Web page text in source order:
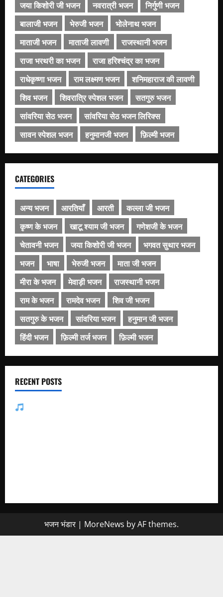
जया किशोरी जी भजन
नवरात्री भजन
निर्गुणी भजन
बालाजी भजन
भेरुजी भजन
भोलेनाथ भजन
माताजी भजन
माताजी लावणी
राजस्थानी भजन
राजा भरथरी का भजन
राजा हरिश्चंद्र का भजन
राधेकृष्णा भजन
राम लक्ष्मण भजन
शनिमहाराज की लावणी
शिव भजन
शिवरात्रि स्पेशल भजन
सतगुरु भजन
सांवरिया सेठ भजन
सांवरिया सेठ भजन लिरिक्स
सावन स्पेशल भजन
हनुमानजी भजन फ़िल्मी भजन
CATEGORIES
अन्य भजन आरतियाँ आरती
कल्ला जी भजन
कृष्ण के भजन
खाटू श्याम जी भजन
गणेशजी के भजन
चेतावनी भजन
जया किशोरी जी भजन
भगवत सुथार भजन
भजन
भाषा भेरुजी भजन
माता जी भजन
मीरा के भजन
मेवाड़ी भजन
राजस्थानी भजन
राम के भजन
रामदेव भजन
शिव जी भजन
सतगुरु के भजन
सांवरिया भजन
हनुमान जी भजन
हिंदी भजन
फ़िल्मी तर्ज भजन फ़िल्मी भजन
RECENT POSTS
भजन भंडार | MoreNews by AF themes.